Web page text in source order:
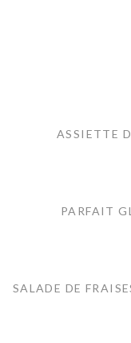
ASSIETTE
PARFAIT
SALADE DE